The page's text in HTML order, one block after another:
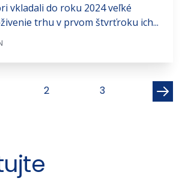
vkladali do roku 2024 veľké
trhu v prvom štvrťroku ich...
2 3